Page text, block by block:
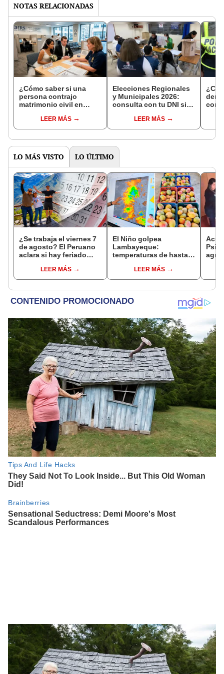
NOTAS RELACIONADAS
¿Cómo saber si una
persona contrajo
matrimonio civil en
LEER MÁS
Elecciones Regionales
y Municipales 2026:
consulta con tu DNI si
de mesa para este 4 de
octubre en el link oficial
LEER MÁS
con
LO MÁS VISTO LO ÚLTIMO
¿Se trabaja el viernes 7
de agosto? El Peruano
aclara si hay feriado
del 6 de agosto
LEER MÁS
El Niño golpea
Lambayeque:
temperaturas de hasta
producción de mango y
palta
LEER MÁS